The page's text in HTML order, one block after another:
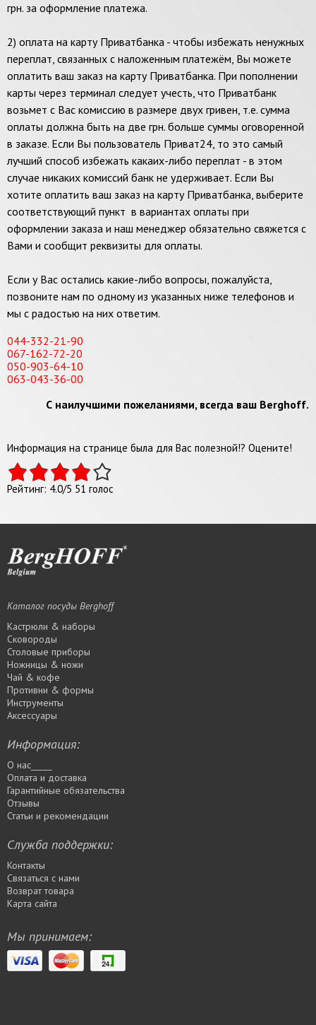
грн. за оформление платежа.
2) оплата на карту Приватбанка - чтобы избежать ненужных
переплат, связанных с наложенным платежём, Вы можете
оплатить ваш заказ на карту Приватбанка. При пополнении
карты через терминал следует учесть, что Приватбанк
возьмет с Вас комиссию в размере двух гривен, т.е. сумма
оплаты должна быть на две грн. больше суммы оговоренной
в заказе. Если Вы пользователь Приват24, то это самый
лучший способ избежать какаих-либо переплат - в этом
случае никаких комиссий банк не удерживает. Если Вы
хотите оплатить ваш заказ на карту Приватбанка, выберите
соответствующий пункт в вариантах оплаты при
оформлении заказа и наш менеджер обязательно свяжется с
Вами и сообщит реквизиты для оплаты.
Если у Вас остались какие-либо вопросы, пожалуйста,
позвоните нам по одному из указанных ниже телефонов и
мы с радостью на них ответим.
044-332-21-90
067-162-72-20
050-903-64-10
063-043-36-00
С наилучшими пожеланиями, всегда ваш Berghoff.
Информация на странице была для Вас полезной!? Оцените!
Рейтинг: 4.0/5 51 голос
Каталог посуды Berghoff
Кастрюли & наборы
Сковороды
Столовые приборы
Ножницы & ножи
Чай & кофе
Противни & формы
Инструменты
Аксессуары
Информация:
О нас_____
Оплата и доставка
Гарантийные обязательства
Отзывы
Статьи и рекомендации
Служба поддержки:
Контакты
Связаться с нами
Возврат товара
Карта сайта
Мы принимаем: